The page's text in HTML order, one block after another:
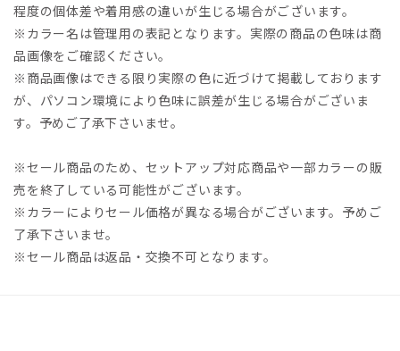
程度の個体差や着用感の違いが生じる場合がございます。
※カラー名は管理用の表記となります。実際の商品の色味は商
品画像をご確認ください。
※商品画像はできる限り実際の色に近づけて掲載しております
が、パソコン環境により色味に誤差が生じる場合がございま
す。予めご了承下さいませ。
※セール商品のため、セットアップ対応商品や一部カラーの販
売を終了している可能性がございます。
※カラーによりセール価格が異なる場合がございます。予めご
了承下さいませ。
※セール商品は返品・交換不可となります。